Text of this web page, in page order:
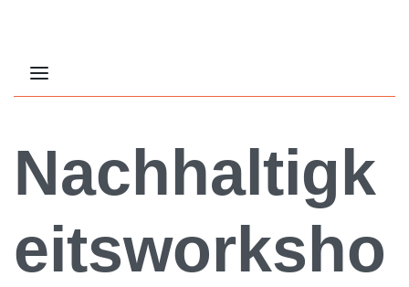
Nachhaltigk
eitsworksho